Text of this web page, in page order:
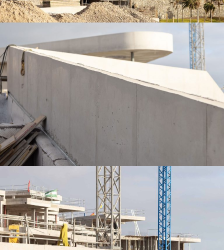
VILLAS DE ABAMA – ACCIONA 4